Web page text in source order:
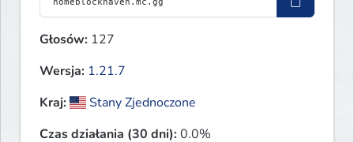
Głosów: 127
Wersja: 1.21.7
Kraj:
Stany Zjednoczone
Czas działania (30 dni):0.0%